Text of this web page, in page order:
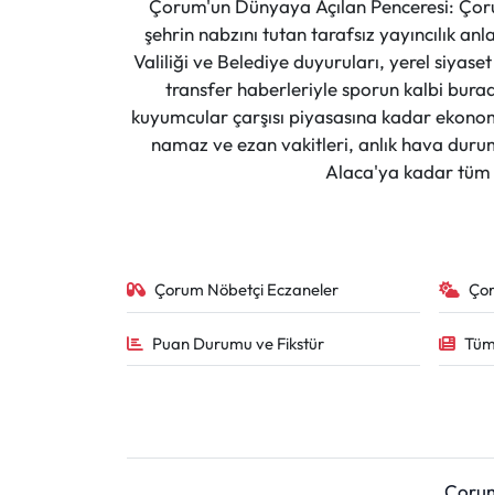
Çorum'un Dünyaya Açılan Penceresi:
şehrin nabzını tutan tarafsız yayıncılık
Valiliği ve Belediye duyuruları, yerel siyaset
transfer haberleriyle sporun kalbi
kuyumcular çarşısı piyasasına kadar
namaz ve ezan vakitleri, anlık hava
Alaca'ya kadar tüm
Çorum Nöbetçi Eczaneler
Puan Durumu ve Fikstür